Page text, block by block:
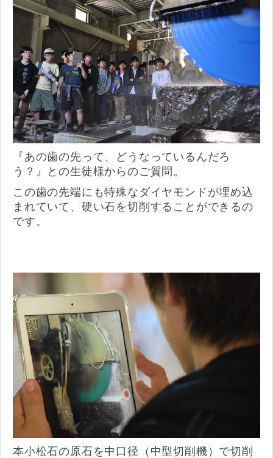
『あの歯の先って、どうなっているんだろ
う？』との生徒様からのご質問。
この歯の先端にも特殊なダイヤモンドが埋め込
まれていて、硬い石を切削することができるの
です。
本小松石の原石を中口径（中型切削機）で切削